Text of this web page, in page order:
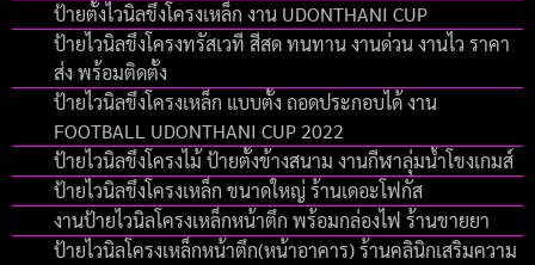
ป้ายตั้งไวนิลขึงโครงเหล็ก งาน UDONTHANI CUP
ป้ายไวนิลขึงโครงทรัสเวที สีสด ทนทาน งานด่วน งานไว ราคา
ส่ง พร้อมติดตั้ง
ป้ายไวนิลขึงโครงเหล็ก แบบตั้ง ถอดประกอบได้ งาน
FOOTBALL UDONTHANI CUP 2022
ป้ายไวนิลขึงโครงไม้ ป้ายตั้งข้างสนาม งานกีฬาลุ่มน้ำโขงเกมส์
ป้ายไวนิลขึงโครงเหล็ก ขนาดใหญ่ ร้านเดอะโฟกัส
งานป้ายไวนิลโครงเหล็กหน้าตึก พร้อมกล่องไฟ ร้านขายยา
ป้ายไวนิลโครงเหล็กหน้าตึก(หน้าอาคาร) ร้านคลินิกเสริมความ